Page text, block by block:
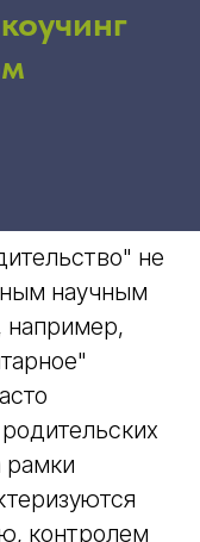
не
научным
например,
рамки
контролем